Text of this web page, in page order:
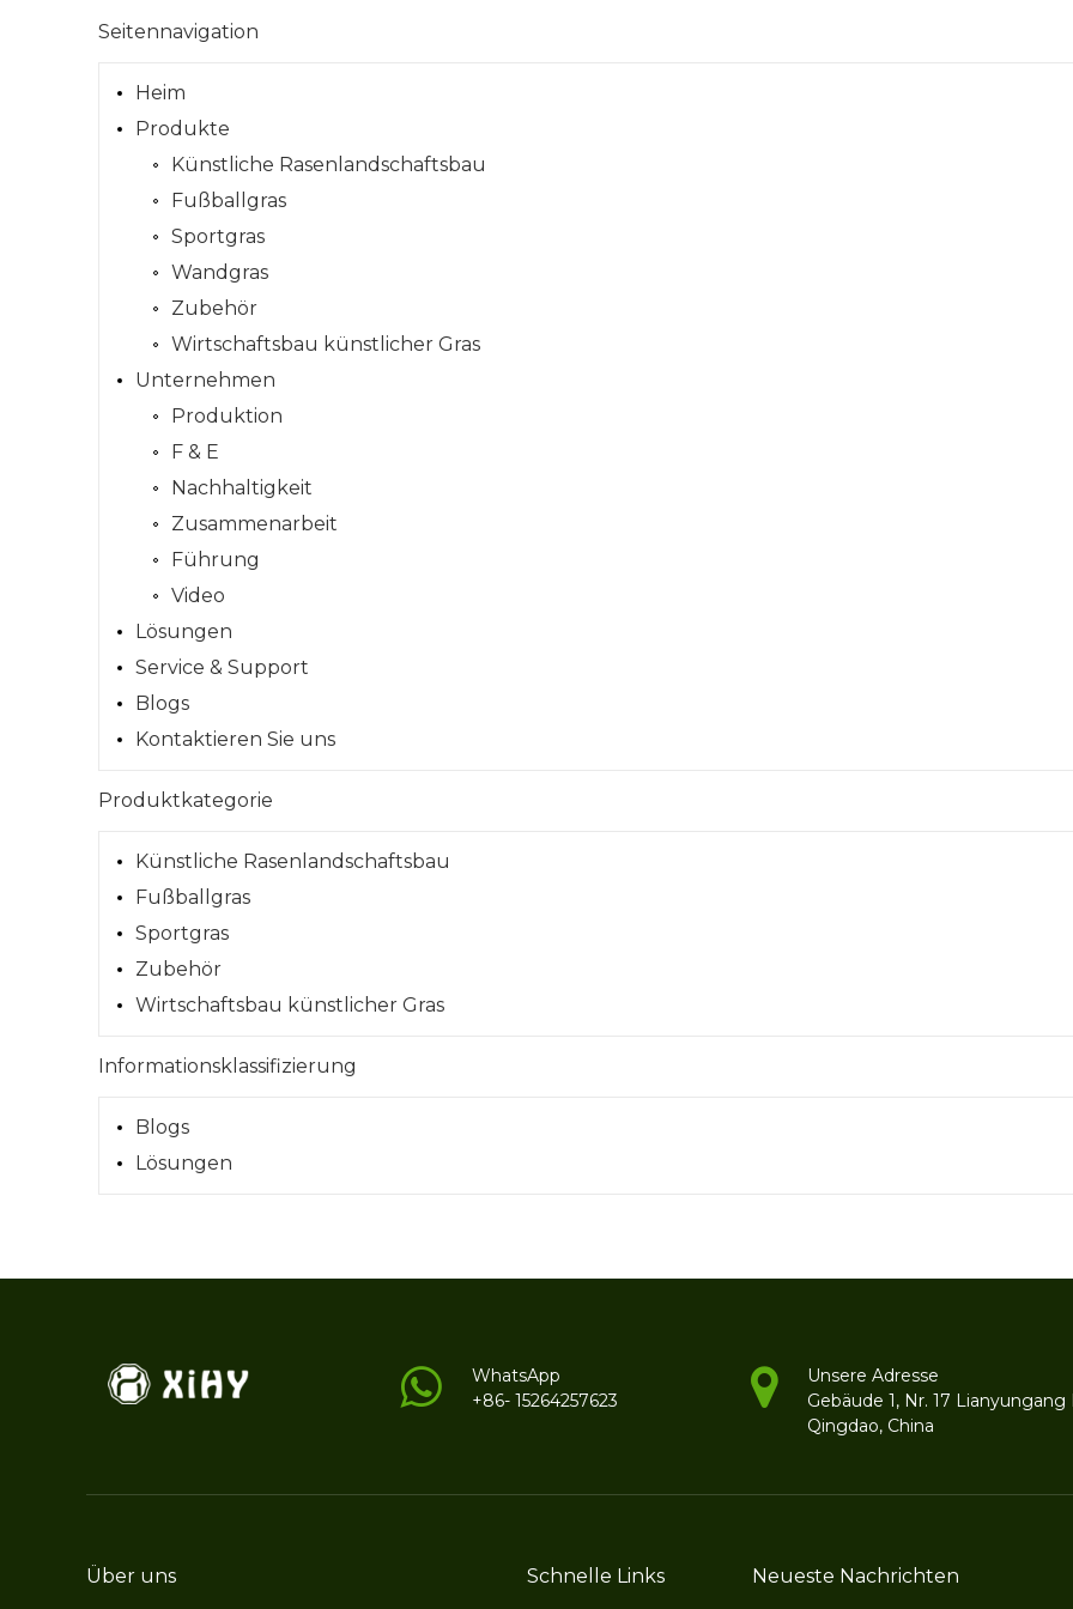
Seitennavigation
Heim
Produkte
Künstliche Rasenlandschaftsbau
Fußballgras
Sportgras
Wandgras
Zubehör
Wirtschaftsbau künstlicher Gras
Unternehmen
Produktion
F & E
Nachhaltigkeit
Zusammenarbeit
Führung
Video
Lösungen
Service & Support
Blogs
Kontaktieren Sie uns
Produktkategorie
Künstliche Rasenlandschaftsbau
Fußballgras
Sportgras
Zubehör
Wirtschaftsbau künstlicher Gras
Informationsklassifizierung
Blogs
Lösungen
WhatsApp
+86- 15264257623
Unsere Adresse
Gebäude 1, Nr. 17 Lianyungang
Qingdao, China
Über uns Schnelle Links Neueste Nachrichten